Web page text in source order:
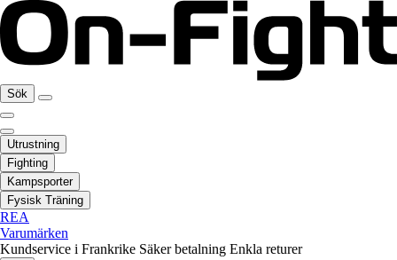
Sök
Utrustning
Fighting
Kampsporter
Fysisk Träning
REA
Varumärken
Kundservice i Frankrike Säker betalning Enkla returer